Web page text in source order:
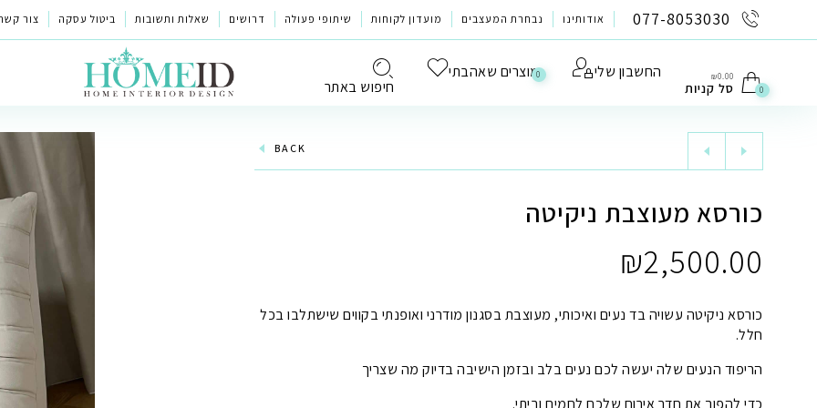
077-8053030 אודותינו נבחרת המעצבים מועדון לקוחות שיתופי פעולה דרושים שאלות ותשובות ביטול עסקה צור
חיפוש באתר
0מוצרים שאהבתי החשבון שלי ₪0.00
סל קניות 0
BACK
כורסא מעוצבת ניקיטה
₪2,500.00
כורסא ניקיטה עשויה בד נעים ואיכותי, מעוצבת בסגנון מודרני ואופנתי בקווים שישתלבו בכל
חלל.
הריפוד הנעים שלה יעשה לכם נעים בלב ובזמן הישיבה בדיוק מה שצריך
כדי להפוך את חדר אירוח שלכם לחמים וביתי.